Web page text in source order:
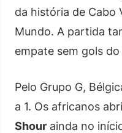
da história de Cabo
Mundo. A partida
empate sem gols
Pelo Grupo G,
a 1. Os africanos
Shour ainda no